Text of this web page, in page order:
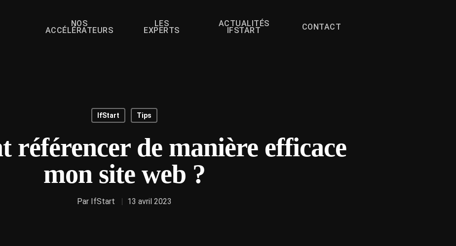
NOS
ACCÉLÉRATEURS
LES
EXPERTS
ACTUALITÉS
IFSTART CONTACT
IfStart Tips
référencer de manière efficace
mon site web ?
Par IfStart 13 avril 2023